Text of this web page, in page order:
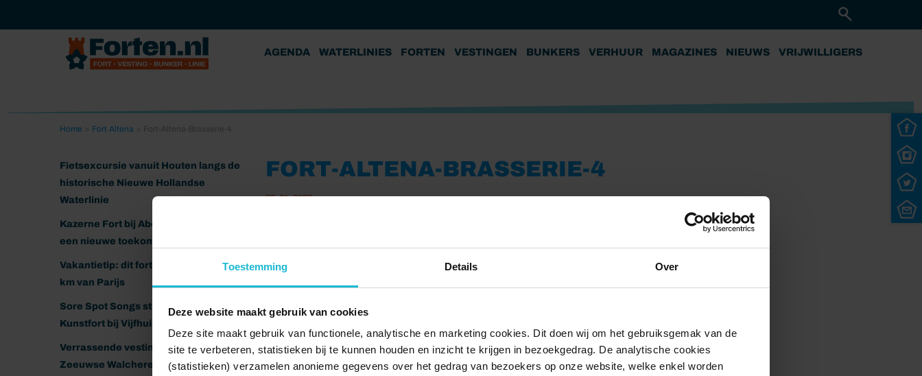
Toestemming Details Over
Deze website maakt gebruik van cookies
Deze site maakt gebruik van functionele, analytische en marketing cookies. Dit doen wij om het gebruiksgemak van de
site te verbeteren, statistieken bij te kunnen houden en inzicht te krijgen in bezoekgedrag. De analytische cookies
(statistieken) verzamelen anonieme gegevens over het gedrag van bezoekers op onze website, welke enkel worden
AGENDA WATERLINIES FORTEN VESTINGEN BUNKERS VERHUUR MAGAZINES NIEUWS VRIJWILLIGERS
Home Fort Altena
Fietsexcursie vanuit Houten langs de
historische Nieuwe Hollandse
Waterlinie
Kazerne Fort bij Abcoude klaar voor
een nieuwe toekomst
Vakantietip: dit fort ligt nog geen 20
km van Parijs
Sore Spot Songs strijkt neer op het
Kunstfort bij Vijfhuizen
Verrassende vestingen van het
Zeeuwse Walcheren
FORT-ALTENA-BRASSERIE-4
25-01-2023